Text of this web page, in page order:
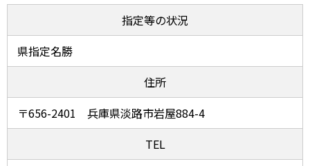
指定等の状況
県指定名勝
住所
〒656-2401 兵庫県淡路市岩屋884-4
TEL